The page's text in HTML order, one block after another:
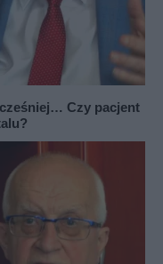
Czy pacjent